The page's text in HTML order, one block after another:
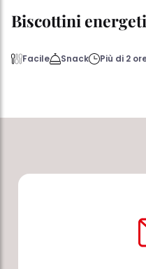
Biscottini
Facile Snack Più di 2